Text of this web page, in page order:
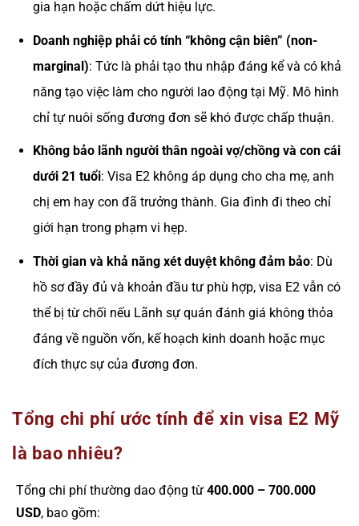
gia hạn hoặc chấm dứt hiệu lực.
Doanh nghiệp phải có tính “không cận biên” (non-
marginal): Tức là phải tạo thu nhập đáng kể và có khả
năng tạo việc làm cho người lao động tại Mỹ. Mô hình
chỉ tự nuôi sống đương đơn sẽ khó được chấp thuận.
Không bảo lãnh người thân ngoài vợ/chồng và con cái
dưới 21 tuổi: Visa E2 không áp dụng cho cha mẹ, anh
chị em hay con đã trưởng thành. Gia đình đi theo chỉ
giới hạn trong phạm vi hẹp.
Thời gian và khả năng xét duyệt không đảm bảo: Dù
hồ sơ đầy đủ và khoản đầu tư phù hợp, visa E2 vẫn có
thể bị từ chối nếu Lãnh sự quán đánh giá không thỏa
đáng về nguồn vốn, kế hoạch kinh doanh hoặc mục
đích thực sự của đương đơn.
Tổng chi phí ước tính để xin visa E2 Mỹ
là bao nhiêu?
Tổng chi phí thường dao động từ 400.000 – 700.000
USD, bao gồm: